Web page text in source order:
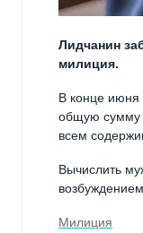
Лидчанин
милиция.
В конце июня
общую сумму
всем
Вычислить
Милиция